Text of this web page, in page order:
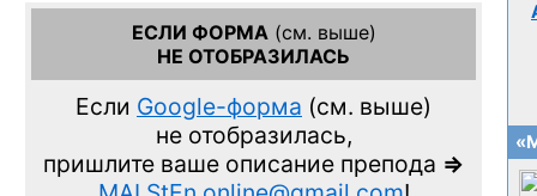
ЕСЛИ ФОРМА(см. выше)
НЕ ОТОБРАЗИЛАСЬ
Если Google-форма (см. выше)
не отобразилась,
пришлите ваше описание препода =>